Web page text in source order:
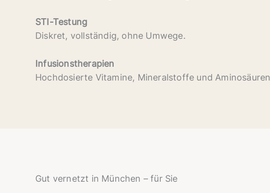
STI-Testung
Diskret, vollständig, ohne Umwege.
Infusionstherapien
Hochdosierte Vitamine, Mineralstoffe und
Gut vernetzt in München – für Sie